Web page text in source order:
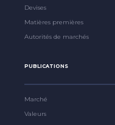
Devises
Matières premières
Autorités de marchés
PUBLICATIONS
Marché
Valeurs